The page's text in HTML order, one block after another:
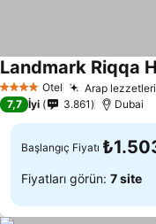
4 Yıldız Otel Arap
Landmark Riqqa
7,7 İyi 3.861 Dubai
Başlangıç Fiyatı
Fiyatları görün: 7 site